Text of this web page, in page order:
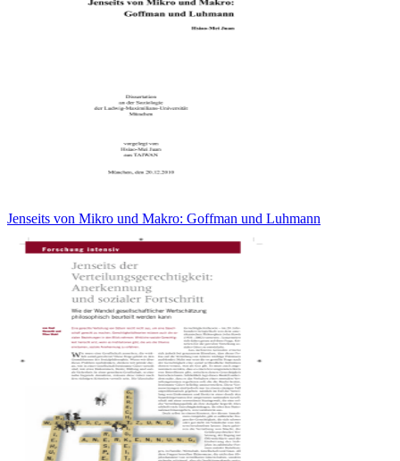
Jenseits von Mikro und Makro: Goffman und Luhmann